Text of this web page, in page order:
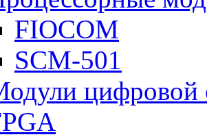
FIOCOM
SCM-501
цифровой